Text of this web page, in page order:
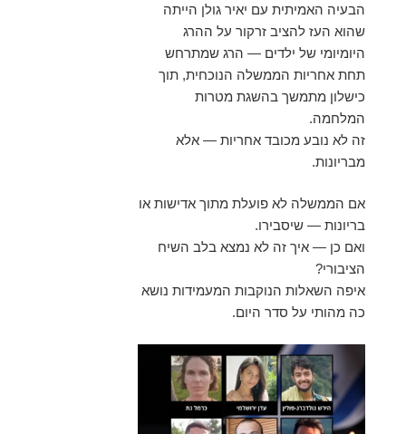
הבעיה האמיתית עם יאיר גולן הייתה
שהוא העז להציב זרקור על ההרג
היומיומי של ילדים — הרג שמתרחש
תחת אחריות הממשלה הנוכחית, תוך
כישלון מתמשך בהשגת מטרות
המלחמה.
זה לא נובע מכובד אחריות — אלא
מבריונות.
אם הממשלה לא פועלת מתוך אדישות או
בריונות — שיסבירו.
ואם כן — איך זה לא נמצא בלב השיח
הציבורי?
איפה השאלות הנוקבות המעמידות נושא
כה מהותי על סדר היום.